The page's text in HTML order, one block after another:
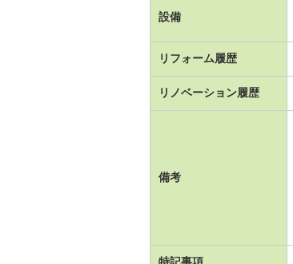
設備
リフォーム履歴
リノベーション履歴
備考